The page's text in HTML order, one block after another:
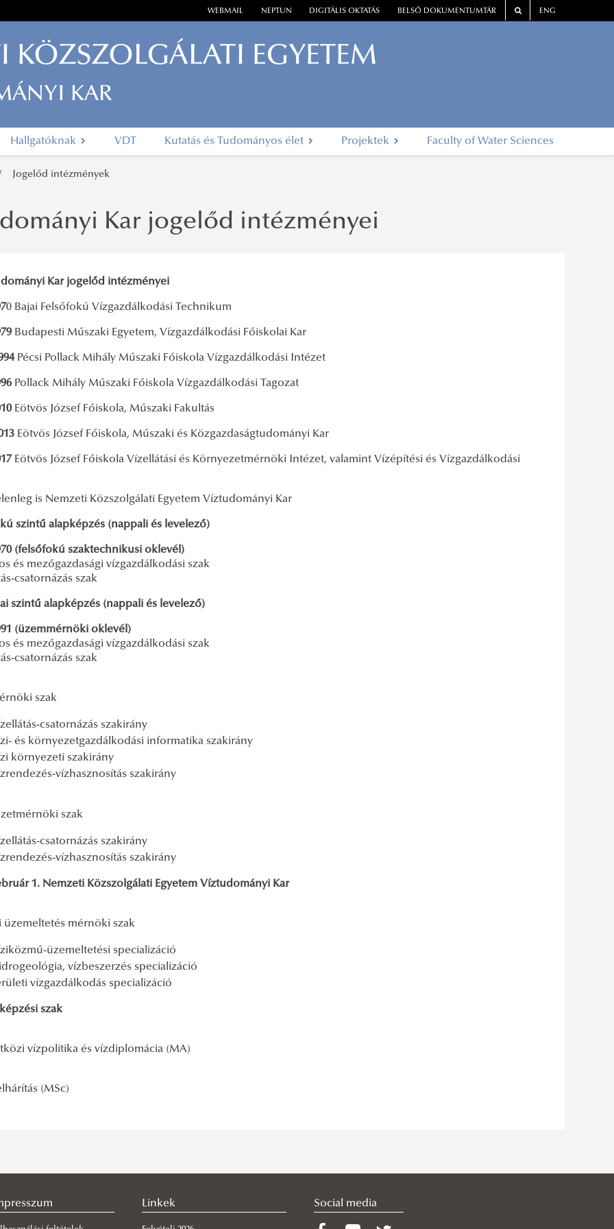
WEBMAIL NEPTUN DIGITÁLIS OKTATÁS BELSŐ DOKUMENTUMTÁR ENG
KÖZSZOLGÁLATI EGYETEM
KAR
Hallgatóknak VDT Kutatás és Tudományos élet Projektek Faculty of Water Sciences
Jogelőd intézmények
Kar jogelőd intézményei
Kar jogelőd intézményei
0 Bajai Felsőfokú Vízgazdálkodási Technikum
Budapesti Műszaki Egyetem, Vízgazdálkodási Főiskolai Kar
Pécsi Pollack Mihály Műszaki Főiskola Vízgazdálkodási Intézet
Pollack Mihály Műszaki Főiskola Vízgazdálkodási Tagozat
Eötvös József Főiskola, Műszaki Fakultás
Eötvös József Főiskola, Műszaki és Közgazdaságtudományi Kar
Eötvös József Főiskola Vízellátási és Környezetmérnöki Intézet, valamint Vízépítési és Vízgazdálkodási
is Nemzeti Közszolgálati Egyetem Víztudományi Kar
szintű alapképzés (nappali és levelező)
(felsőfokú szaktechnikusi oklevél)
és mezőgazdasági vízgazdálkodási szak
csatornázás szak
szintű alapképzés (nappali és levelező)
(üzemmérnöki oklevél)
és mezőgazdasági vízgazdálkodási szak
csatornázás szak
szak
csatornázás szakirány
és környezetgazdálkodási informatika szakirány
környezeti szakirány
vízhasznosítás szakirány
szak
csatornázás szakirány
vízhasznosítás szakirány
1. Nemzeti Közszolgálati Egyetem Víztudományi Kar
üzemeltetés mérnöki szak
üzemeltetési specializáció
vízbeszerzés specializáció
vízgazdálkodás specializáció
szak
vízpolitika és vízdiplomácia (MA)
(MSc)
Linkek Social media